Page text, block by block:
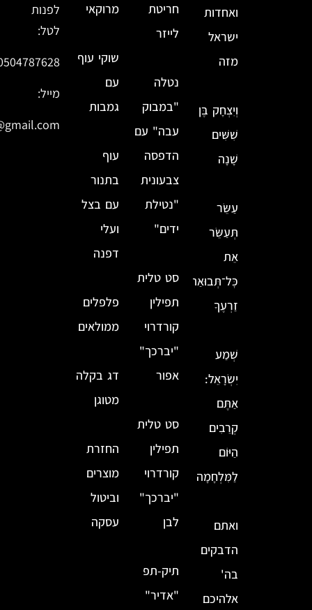
ואחדות
ישראל
מזה
וְיִצְחָק בֶּן
שִׁשִּׁים
שָׁנָה
עַשֵּׂר
תְּעַשֵּׂר
אֵת
כׇּל־תְּבוּאַת
זַרְעֶךָ
שְׁמַע
יִשְׂרָאֵל:
אַתֶּם
קְרֵבִים
הַיּוֹם
לַמִּלְחָמָה
ואתם
הדבקים
בה'
אלהיכם
חריטת
לייזר
נטלה
"במבוק
עבה" עם
הדפסה
צבעונית
"נטילת
ידים"
סט טלית
תפילין
קורדרוי
"יברכך"
אפור
סט טלית
תפילין
קורדרוי
"יברכך"
לבן
תיק-תפ
"אדיר"
מרוקאי
שוקי עוף
עם
גמבות
עוף
בתנור
עם בצל
ועלי
דפנה
פלפלים
ממולאים
דג בקלה
מטוגן
החזרת
מוצרים
וביטול
עסקה
לפנות
לטל:
מייל: